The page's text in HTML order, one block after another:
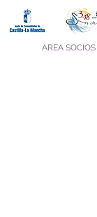
AREA SOCIOS